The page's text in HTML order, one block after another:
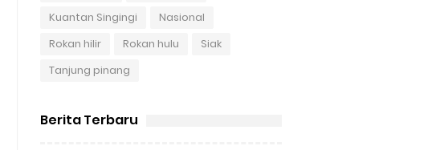
Kuantan Singingi
Nasional
Rokan hilir
Rokan hulu
Siak
Tanjung pinang
Berita Terbaru